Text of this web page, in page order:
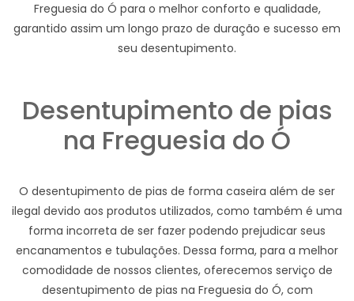
Freguesia do Ó para o melhor conforto e qualidade,
garantido assim um longo prazo de duração e sucesso em
seu desentupimento.
Desentupimento de pias
na Freguesia do Ó
O desentupimento de pias de forma caseira além de ser
ilegal devido aos produtos utilizados, como também é uma
forma incorreta de ser fazer podendo prejudicar seus
encanamentos e tubulações. Dessa forma, para a melhor
comodidade de nossos clientes, oferecemos serviço de
desentupimento de pias na Freguesia do Ó, com